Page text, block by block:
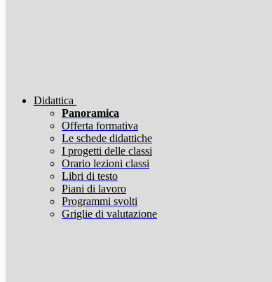
Didattica
Panoramica
Offerta formativa
Le schede didattiche
I progetti delle classi
Orario lezioni classi
Libri di testo
Piani di lavoro
Programmi svolti
Griglie di valutazione